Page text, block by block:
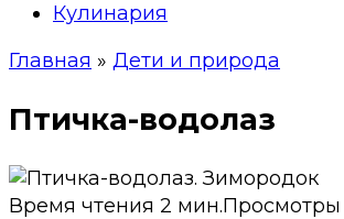
Кулинария
Главная » Дети и природа
Птичка-водолаз
Время чтения 2 мин.Просмотры